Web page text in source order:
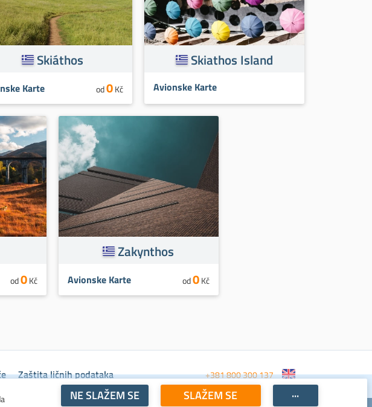
Skiáthos
Karte od0Kč
Skiathos Island
Avionske Karte
od0Kč
Zakynthos
Avionske Karte od0Kč
Zaštita ličnih podataka +381 800 300 137
NE SLAŽEM SE SLAŽEM SE ···